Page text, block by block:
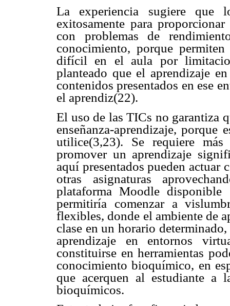
La experiencia sugiere que
exitosamente para
con problemas de
conocimiento, porque
difícil en el aula por
planteado que el aprendizaje
contenidos presentados en ese
el aprendiz(22).
El uso de las TICs no garantiza
enseñanza-aprendizaje,
utilice(3,23). Se requiere
promover un aprendizaje
aquí presentados pueden
otras asignaturas
plataforma Moodle
permitiría comenzar a
flexibles, donde el ambiente de
clase en un horario
aprendizaje en entornos
constituirse en herramientas
conocimiento bioquímico, en
que acerquen al estudiante a
bioquímicos.